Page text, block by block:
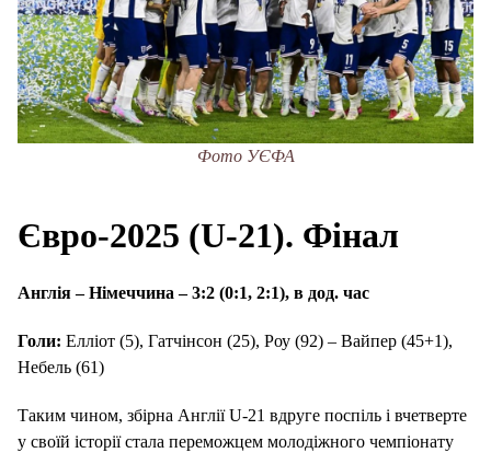
Фото УЄФА
Євро-2025 (U-21). Фінал
Англія – Німеччина – 3:2 (0:1, 2:1), в дод. час
Голи: Елліот (5), Гатчінсон (25), Роу (92) – Вайпер (45+1),
Небель (61)
Таким чином, збірна Англії U-21 вдруге поспіль і вчетверте
у своїй історії стала переможцем молодіжного чемпіонату